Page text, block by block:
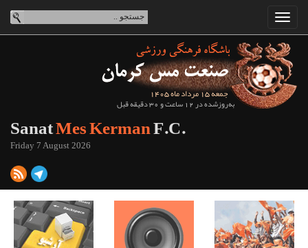
جمعه 15 مرداد ماه 1405
به‌روزشده در 12 ساعت و 30 دقیقه قبل
SanatMes KermanF.C.
Friday 7 August 2026